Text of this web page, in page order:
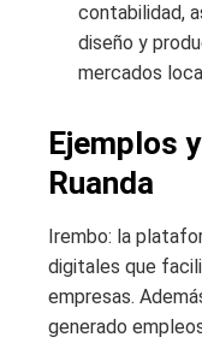
contabilidad,
diseño y
mercados
Ejemplos
Ruanda
Irembo: la
digitales que
empresas.
generado